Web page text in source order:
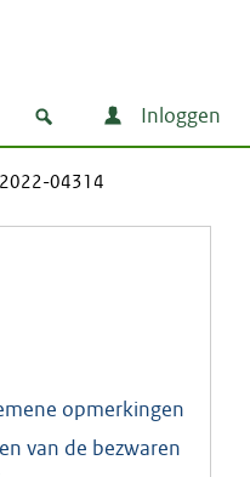
Inloggen
2022-04314
opmerkingen
van de bezwaren